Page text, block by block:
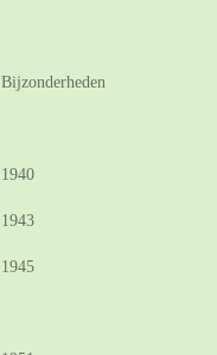
Bijzonderheden
1940
1943
1945